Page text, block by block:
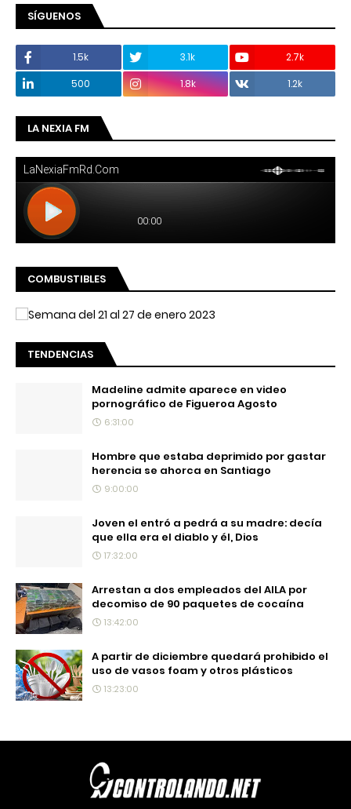
SÍGUENOS
1.5k 3.1k
2.7k
500
1.8k 1.2k
LA NEXIA FM
COMBUSTIBLES
TENDENCIAS
Madeline admite aparece en video
pornográfico de Figueroa Agosto
6:31:00
Hombre que estaba deprimido por gastar
herencia se ahorca en Santiago
9:00:00
Joven el entró a pedrá a su madre: decía
que ella era el diablo y él, Dios
17:32:00
Arrestan a dos empleados del AILA por
decomiso de 90 paquetes de cocaína
13:42:00
A partir de diciembre quedará prohibido el
uso de vasos foam y otros plásticos
13:23:00